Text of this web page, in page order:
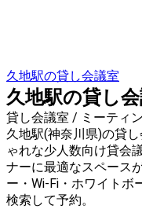
久地駅の貸し会議室
久地駅の貸し
貸し会議室 / ミーティ
久地駅(神奈川県)の貸
ゃれな少人数向け貸会
ナーに最適なスペース
ー・Wi-Fi・ホワイトボ
検索して予約。